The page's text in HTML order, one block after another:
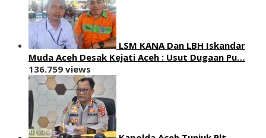
LSM KANA Dan LBH Iskandar
Muda Aceh Desak Kejati Aceh : Usut Dugaan Pu…
136.759 views